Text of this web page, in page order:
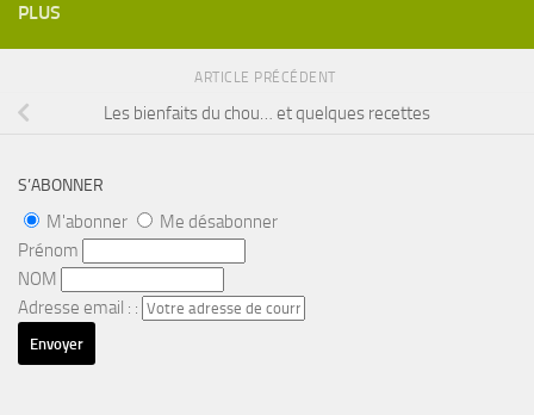
PLUS
ARTICLE PRÉCÉDENT
Les bienfaits du chou… et quelques recettes
S’ABONNER
M'abonner
Me désabonner
Prénom
NOM
Adresse email : :